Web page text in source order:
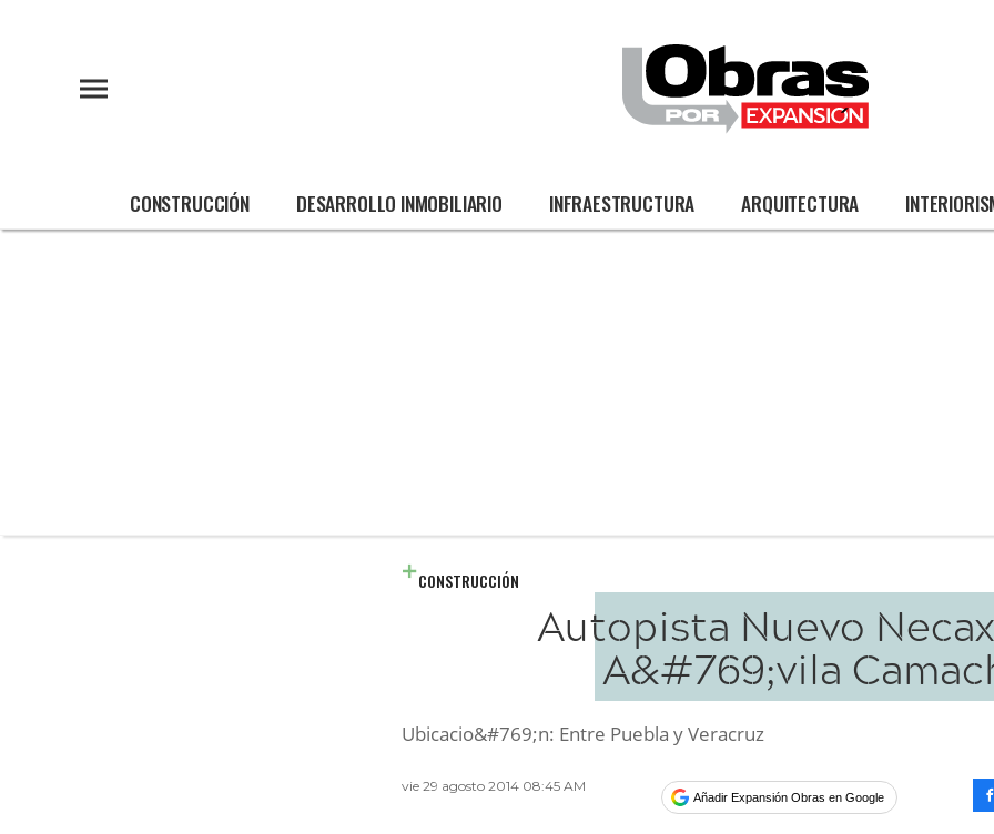
CONSTRUCCIÓN DESARROLLO INMOBILIARIO INFRAESTRUCTURA ARQUITECTURA
CONSTRUCCIÓN
Autopista Nuevo
A&#769;vila
Ubicacio&#769;n: Entre Puebla y Veracruz
vie 29 agosto 2014 08:45 AM
Añadir Expansión Obras en Google